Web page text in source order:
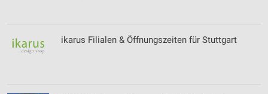
ikarus Filialen & Öffnungszeiten für Stuttgart